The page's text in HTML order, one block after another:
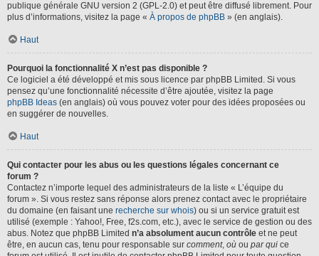
publique générale GNU version 2 (GPL-2.0) et peut être diffusé librement. Pour
plus d’informations, visitez la page « À propos de phpBB » (en anglais).
Haut
Pourquoi la fonctionnalité X n’est pas disponible ?
Ce logiciel a été développé et mis sous licence par phpBB Limited. Si vous
pensez qu’une fonctionnalité nécessite d’être ajoutée, visitez la page
phpBB Ideas (en anglais) où vous pouvez voter pour des idées proposées ou
en suggérer de nouvelles.
Haut
Qui contacter pour les abus ou les questions légales concernant ce
forum ?
Contactez n’importe lequel des administrateurs de la liste « L’équipe du
forum ». Si vous restez sans réponse alors prenez contact avec le propriétaire
du domaine (en faisant une recherche sur whois) ou si un service gratuit est
utilisé (exemple : Yahoo!, Free, f2s.com, etc.), avec le service de gestion ou des
abus. Notez que phpBB Limited n’a absolument aucun contrôle et ne peut
être, en aucun cas, tenu pour responsable sur comment, où ou par qui ce